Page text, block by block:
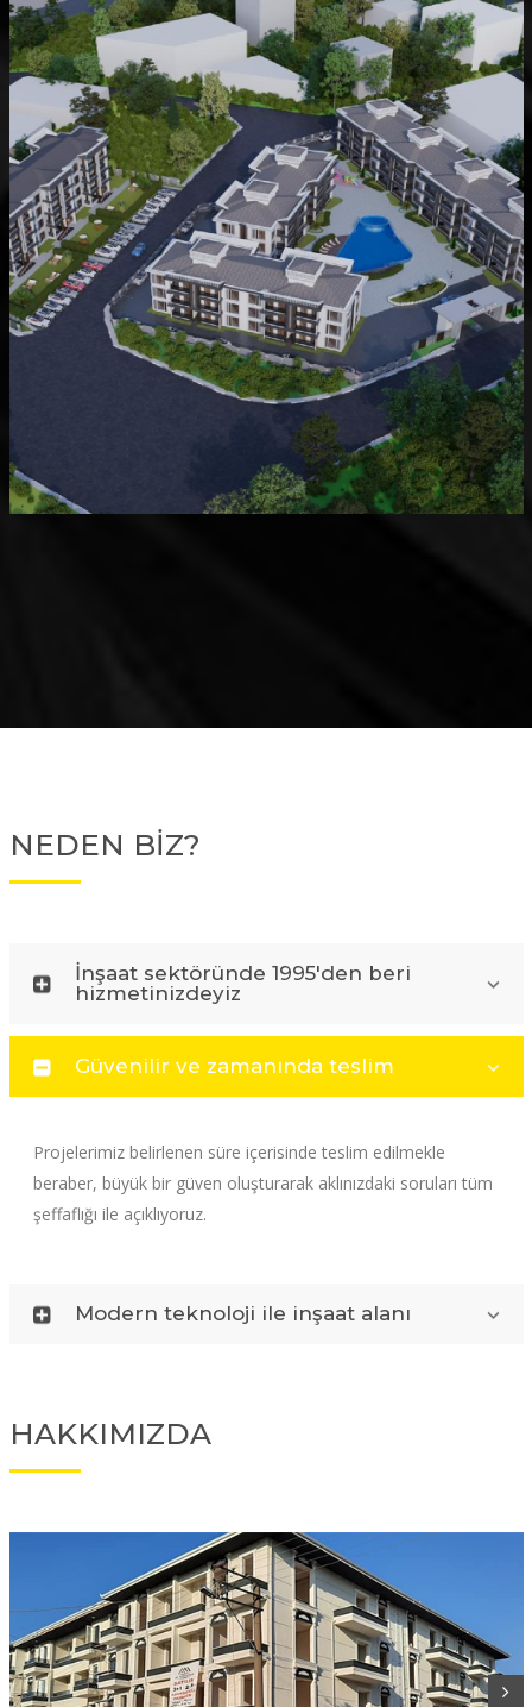
NEDEN BİZ?
İnşaat sektöründe 1995'den beri
hizmetinizdeyiz
Güvenilir ve zamanında teslim
Projelerimiz belirlenen süre içerisinde teslim edilmekle
beraber, büyük bir güven oluşturarak aklınızdaki soruları tüm
şeffaflığı ile açıklıyoruz.
Modern teknoloji ile inşaat alanı
HAKKIMIZDA